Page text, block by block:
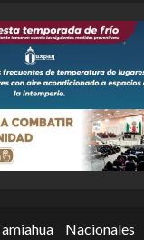
Nacionales